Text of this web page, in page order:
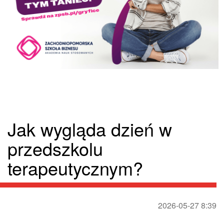
Jak wygląda dzień w
przedszkolu
terapeutycznym?
2026-05-27 8:39